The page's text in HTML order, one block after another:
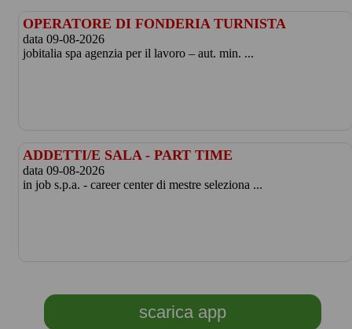
OPERATORE DI FONDERIA TURNISTA
data 09-08-2026
jobitalia spa agenzia per il lavoro – aut. min. ...
ADDETTI/E SALA - PART TIME
data 09-08-2026
in job s.p.a. - career center di mestre seleziona ...
scarica app